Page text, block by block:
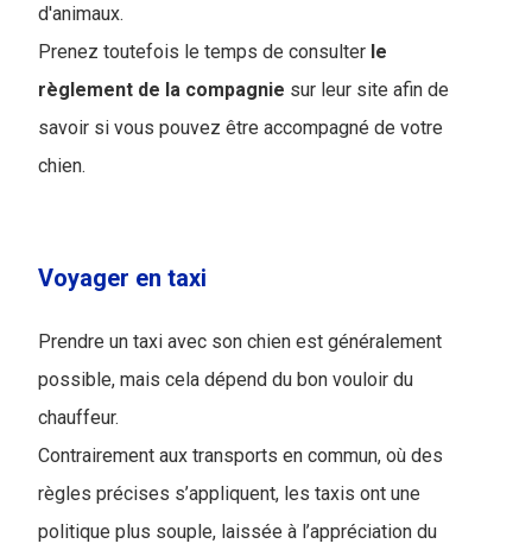
d'animaux.
Prenez toutefois le temps de consulter le
règlement de la compagnie sur leur site afin de
savoir si vous pouvez être accompagné de votre
chien.
Voyager en taxi
Prendre un taxi avec son chien est généralement
possible, mais cela dépend du bon vouloir du
chauffeur.
Contrairement aux transports en commun, où des
règles précises s’appliquent, les taxis ont une
politique plus souple, laissée à l’appréciation du